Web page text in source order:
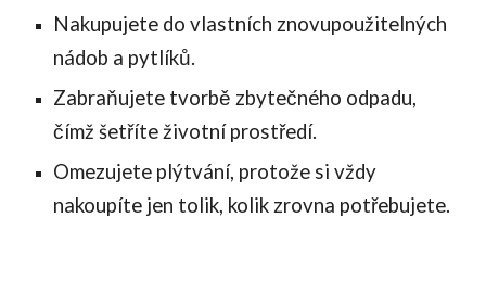
Nakupujete do vlastních znovupoužitelných
nádob a pytlíků.
Zabraňujete tvorbě zbytečného odpadu,
čímž šetříte životní prostředí.
Omezujete plýtvání, protože si vždy
nakoupíte jen tolik, kolik zrovna potřebujete.